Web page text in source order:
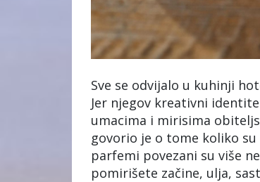
Sve se odvijalo u kuhinji
Jer njegov kreativni
umacima i mirisima
govorio je o tome koliko
parfemi povezani su više
pomirišete začine, ulja,